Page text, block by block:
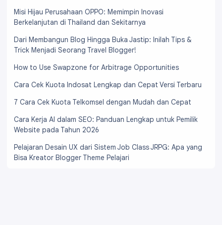
Misi Hijau Perusahaan OPPO: Memimpin Inovasi
Berkelanjutan di Thailand dan Sekitarnya
Dari Membangun Blog Hingga Buka Jastip: Inilah Tips &
Trick Menjadi Seorang Travel Blogger!
How to Use Swapzone for Arbitrage Opportunities
Cara Cek Kuota Indosat Lengkap dan Cepat Versi Terbaru
7 Cara Cek Kuota Telkomsel dengan Mudah dan Cepat
Cara Kerja AI dalam SEO: Panduan Lengkap untuk Pemilik
Website pada Tahun 2026
Pelajaran Desain UX dari Sistem Job Class JRPG: Apa yang
Bisa Kreator Blogger Theme Pelajari